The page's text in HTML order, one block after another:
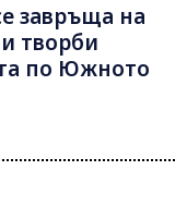
завръща на
творби
по Южното